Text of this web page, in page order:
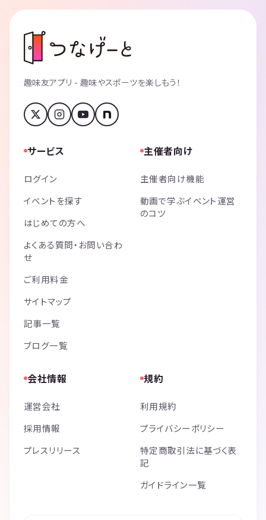
趣味友アプリ - 趣味やスポーツを楽しもう！
サービス
ログイン
イベントを探す
はじめての方へ
よくある質問・お問い合わ
せ
ご利用料金
サイトマップ
記事一覧
ブログ一覧
主催者向け
主催者向け機能
動画で学ぶイベント運営
のコツ
会社情報
運営会社
採用情報
プレスリリース
規約
利用規約
プライバシーポリシー
特定商取引法に基づく表
記
ガイドライン一覧